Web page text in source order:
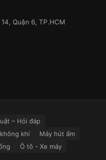
Quận 6, TP.HCM
– Hỏi đáp
khí
Máy hút ẩm
Ô tô - Xe máy